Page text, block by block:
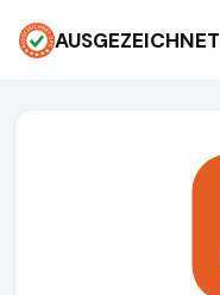
AUSGEZEICHNET